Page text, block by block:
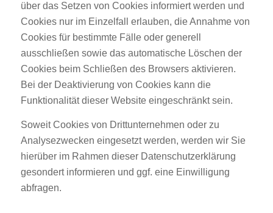
über das Setzen von Cookies informiert werden und
Cookies nur im Einzelfall erlauben, die Annahme von
Cookies für bestimmte Fälle oder generell
ausschließen sowie das automatische Löschen der
Cookies beim Schließen des Browsers aktivieren.
Bei der Deaktivierung von Cookies kann die
Funktionalität dieser Website eingeschränkt sein.
Soweit Cookies von Drittunternehmen oder zu
Analysezwecken eingesetzt werden, werden wir Sie
hierüber im Rahmen dieser Datenschutzerklärung
gesondert informieren und ggf. eine Einwilligung
abfragen.